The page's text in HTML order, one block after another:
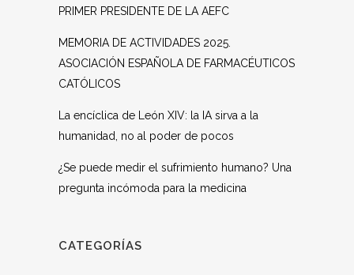
PRIMER PRESIDENTE DE LA AEFC
MEMORIA DE ACTIVIDADES 2025.
ASOCIACIÓN ESPAÑOLA DE FARMACÉUTICOS
CATÓLICOS
La encíclica de León XIV: la IA sirva a la
humanidad, no al poder de pocos
¿Se puede medir el sufrimiento humano? Una
pregunta incómoda para la medicina
CATEGORÍAS